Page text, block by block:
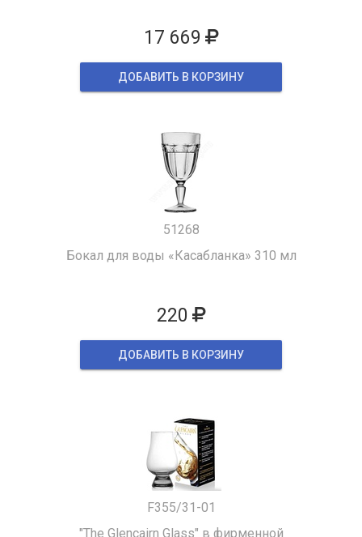
17 669
ДОБАВИТЬ В КОРЗИНУ
51268
Бокал для воды «Касабланка» 310 мл
220
ДОБАВИТЬ В КОРЗИНУ
F355/31-01
"The Glencairn Glass" в фирменной